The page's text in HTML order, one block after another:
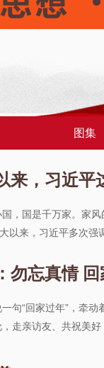
图集
来，习近平
，国是千万家。家风
以来，习近平多次强
勿忘真情
句“回家过年”，牵
走亲访友、共祝美